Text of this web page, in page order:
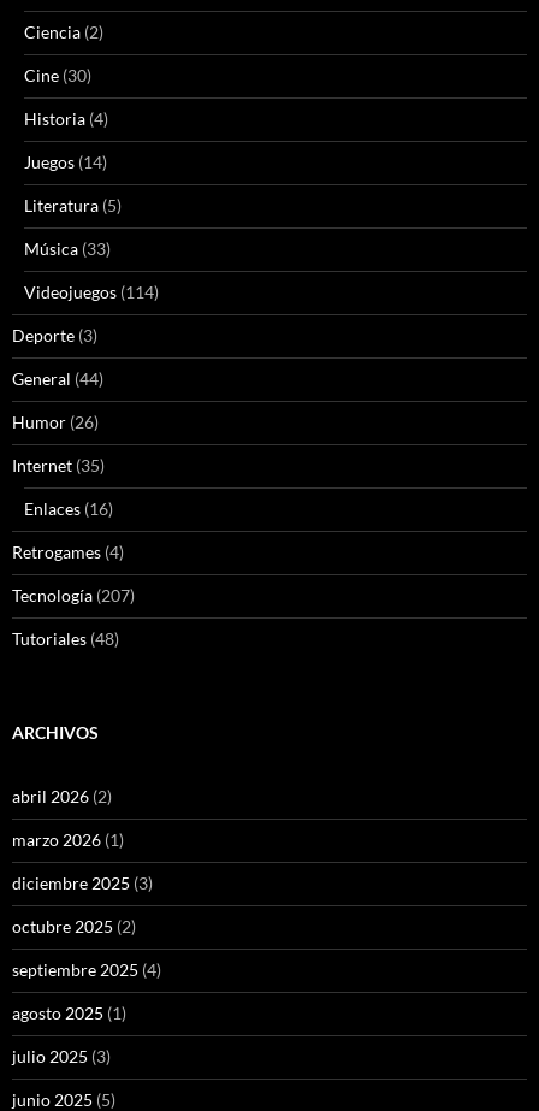
Ciencia (2)
Cine (30)
Historia (4)
Juegos (14)
Literatura (5)
Música (33)
Videojuegos (114)
Deporte (3)
General (44)
Humor (26)
Internet (35)
Enlaces (16)
Retrogames (4)
Tecnología (207)
Tutoriales (48)
ARCHIVOS
abril 2026 (2)
marzo 2026 (1)
diciembre 2025 (3)
octubre 2025 (2)
septiembre 2025 (4)
agosto 2025 (1)
julio 2025 (3)
junio 2025 (5)